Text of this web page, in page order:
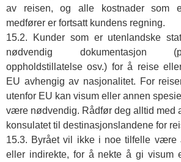
av reisen, og alle kostnader som
medfører er fortsatt kundens regning.
15.2. Kunder som er utenlandske
nødvendig dokumentasjon
oppholdstillatelse osv.) for å reise
EU avhengig av nasjonalitet. For
utenfor EU kan visum eller annen
være nødvendig. Rådfør deg alltid med
konsulatet til destinasjonslandene for
15.3. Byrået vil ikke i noe tilfelle være
eller indirekte, for å nekte å gi visum